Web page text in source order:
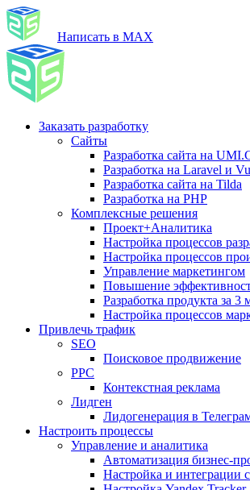
Написать в MAX
Заказать разработку
Сайты
Разработка сайта на
Разработка на Laravel и
Разработка сайта на Tilda
Разработка на PHP
Комплексные решения
Проект+Аналитика
Настройка процессов
Настройка процессов
Управление маркетингом
Повышение
Разработка продукта за 3
Настройка процессов
Привлечь трафик
SEO
Поисковое продвижение
PPC
Контекстная реклама
Лидген
Лидогенерация в
Настроить процессы
Управление и аналитика
Автоматизация бизнес-
Настройка и интеграции